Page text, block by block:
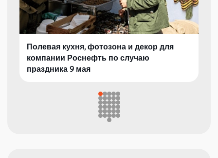
Полевая кухня, фотозона и декор для
компании Роснефть по случаю
праздника 9 мая